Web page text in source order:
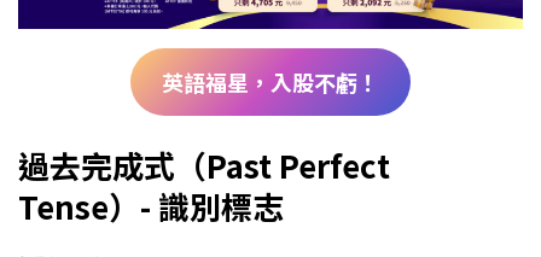
英語福星，入股不虧！
過去完成式（Past Perfect
Tense）- 識別標志